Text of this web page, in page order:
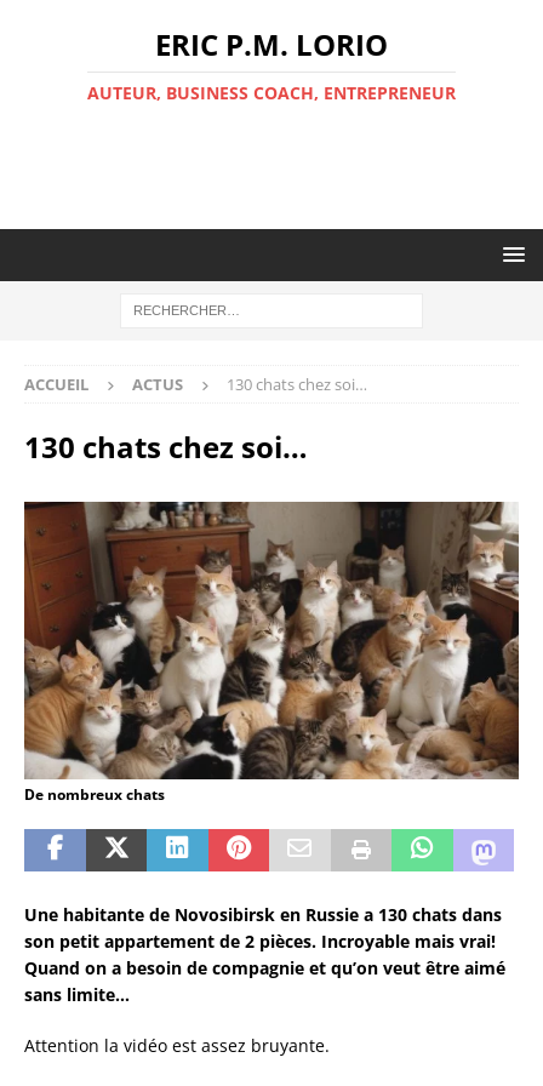
ERIC P.M. LORIO
AUTEUR, BUSINESS COACH, ENTREPRENEUR
ACCUEIL ACTUS 130 chats chez soi…
130 chats chez soi…
De nombreux chats
Une habitante de Novosibirsk en Russie a 130 chats dans
son petit appartement de 2 pièces. Incroyable mais vrai!
Quand on a besoin de compagnie et qu’on veut être aimé
sans limite…
Attention la vidéo est assez bruyante.